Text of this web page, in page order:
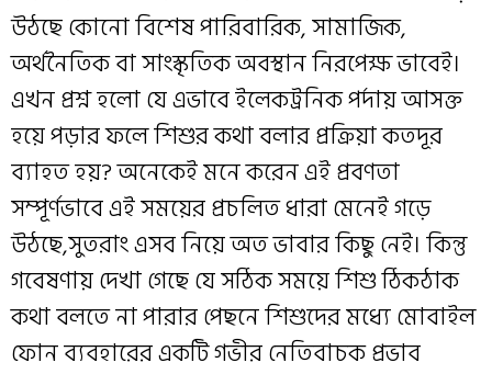
উঠছে কোনো বিশেষ পারিবারিক, সামাজিক,
অর্থনৈতিক বা সাংস্কৃতিক অবস্থান নিরপেক্ষ ভাবেই।
এখন প্রশ্ন হলো যে এভাবে ইলেকট্রনিক পর্দায় আসক্ত
হয়ে পড়ার ফলে শিশুর কথা বলার প্রক্রিয়া কতদূর
ব্যাহত হয়? অনেকেই মনে করেন এই প্রবণতা
সম্পূর্ণভাবে এই সময়ের প্রচলিত ধারা মেনেই গড়ে
উঠছে,সুতরাং এসব নিয়ে অত ভাবার কিছু নেই। কিন্তু
গবেষণায় দেখা গেছে যে সঠিক সময়ে শিশু ঠিকঠাক
কথা বলতে না পারার পেছনে শিশুদের মধ্যে মোবাইল
ফোন ব্যবহারের একটি গভীর নেতিবাচক প্রভাব